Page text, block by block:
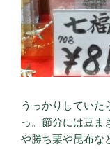
うっかりしていた
っ。節分には豆ま
や勝ち栗や昆布な